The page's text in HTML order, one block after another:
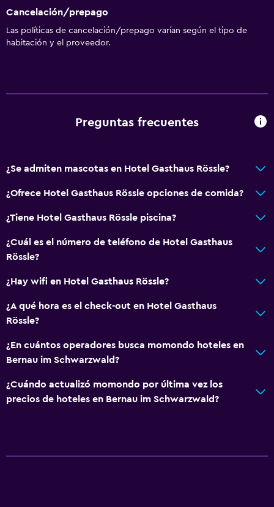
Servicios básicos
Cancelación/prepago
Las políticas de cancelación/prepago varían según el tipo de
habitación y el proveedor.
Preguntas frecuentes
¿Se admiten mascotas en Hotel Gasthaus Rössle?
¿Ofrece Hotel Gasthaus Rössle opciones de comida?
¿Tiene Hotel Gasthaus Rössle piscina?
¿Cuál es el número de teléfono de Hotel Gasthaus
Rössle?
¿Hay wifi en Hotel Gasthaus Rössle?
¿A qué hora es el check-out en Hotel Gasthaus
Rössle?
¿En cuántos operadores busca momondo hoteles en
Bernau im Schwarzwald?
¿Cuándo actualizó momondo por última vez los
precios de hoteles en Bernau im Schwarzwald?